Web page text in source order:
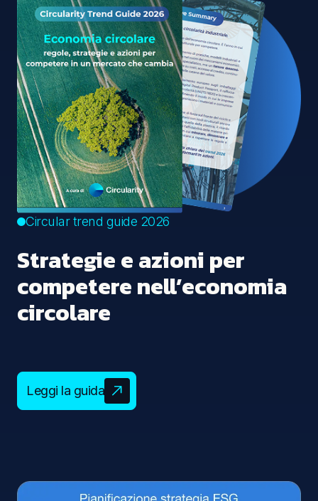
Circular trend guide 2026
Strategie e azioni per
competere nell’economia
circolare
Leggi la guida